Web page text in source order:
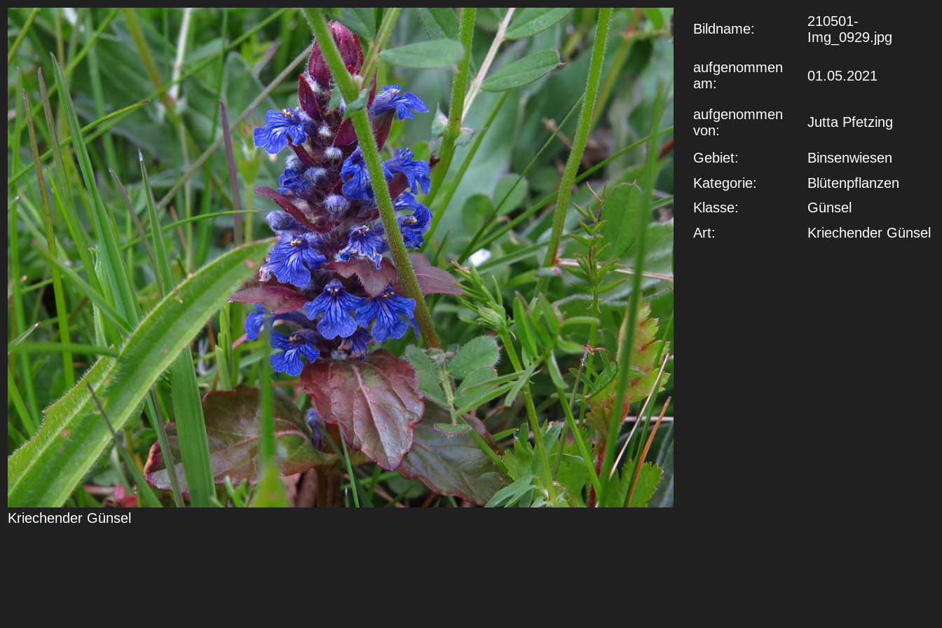
Bildname:
210501-
Img_0929.jpg
aufgenommen
am:
01.05.2021
aufgenommen
von:
Jutta Pfetzing
Gebiet:
Binsenwiesen
Kategorie:
Blütenpflanzen
Klasse:
Günsel
Art:
Kriechender Günsel
Kriechender Günsel